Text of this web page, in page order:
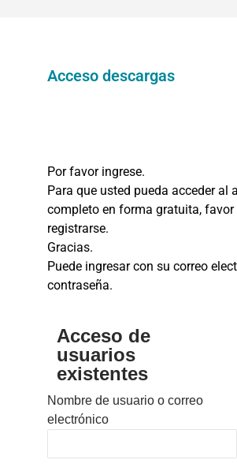
Acceso descargas
Por favor ingrese.
Para que usted pueda acceder al
completo en forma gratuita, favor
registrarse.
Gracias.
Puede ingresar con su correo
contraseña.
Acceso de
usuarios
existentes
Nombre de usuario o correo
electrónico